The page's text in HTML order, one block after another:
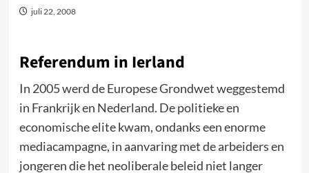
juli 22, 2008
Referendum in Ierland
In 2005 werd de Europese Grondwet weggestemd
in Frankrijk en Nederland. De politieke en
economische elite kwam, ondanks een enorme
mediacampagne, in aanvaring met de arbeiders en
jongeren die het neoliberale beleid niet langer